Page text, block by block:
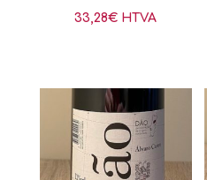
33,28€ HTVA